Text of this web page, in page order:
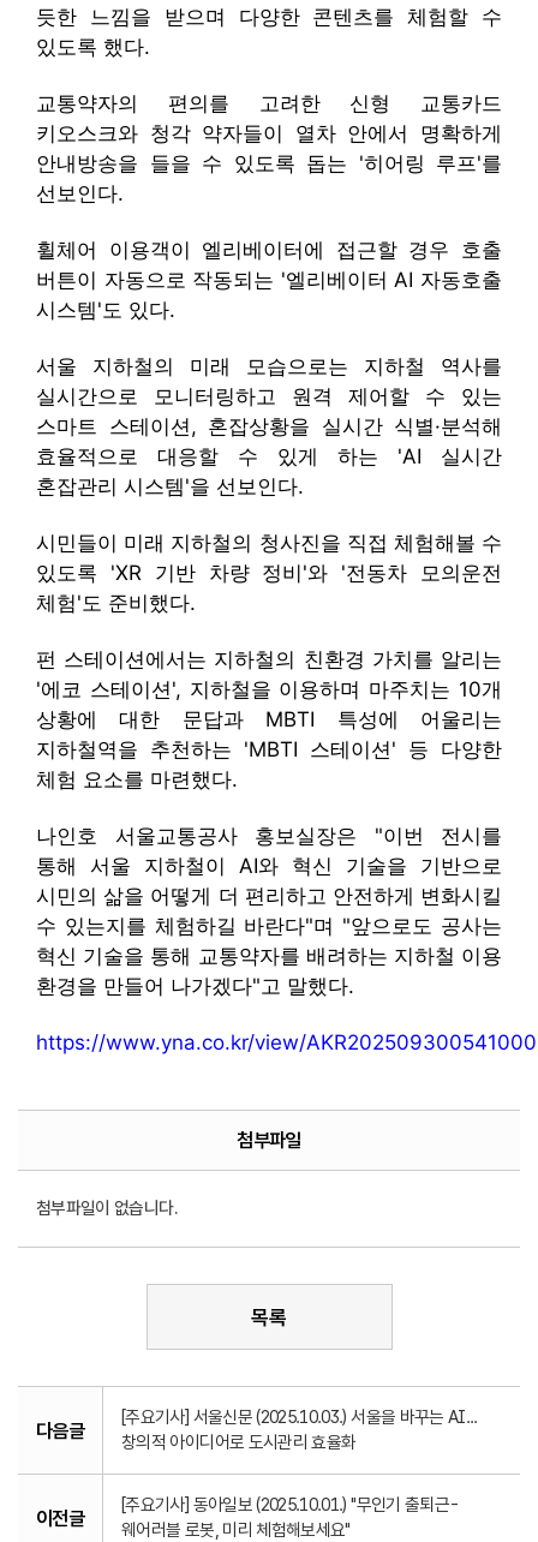
듯한 느낌을 받으며 다양한 콘텐츠를 체험할 수
있도록 했다.
교통약자의 편의를 고려한 신형 교통카드
키오스크와 청각 약자들이 열차 안에서 명확하게
안내방송을 들을 수 있도록 돕는 '히어링 루프'를
선보인다.
휠체어 이용객이 엘리베이터에 접근할 경우 호출
버튼이 자동으로 작동되는 '엘리베이터 AI 자동호출
시스템'도 있다.
서울 지하철의 미래 모습으로는 지하철 역사를
실시간으로 모니터링하고 원격 제어할 수 있는
스마트 스테이션, 혼잡상황을 실시간 식별·분석해
효율적으로 대응할 수 있게 하는 'AI 실시간
혼잡관리 시스템'을 선보인다.
시민들이 미래 지하철의 청사진을 직접 체험해볼 수
있도록 'XR 기반 차량 정비'와 '전동차 모의운전
체험'도 준비했다.
펀 스테이션에서는 지하철의 친환경 가치를 알리는
'에코 스테이션', 지하철을 이용하며 마주치는 10개
상황에 대한 문답과 MBTI 특성에 어울리는
지하철역을 추천하는 'MBTI 스테이션' 등 다양한
체험 요소를 마련했다.
나인호 서울교통공사 홍보실장은 "이번 전시를
통해 서울 지하철이 AI와 혁신 기술을 기반으로
시민의 삶을 어떻게 더 편리하고 안전하게 변화시킬
수 있는지를 체험하길 바란다"며 "앞으로도 공사는
혁신 기술을 통해 교통약자를 배려하는 지하철 이용
환경을 만들어 나가겠다"고 말했다.
https://www.yna.co.kr/view/
첨부파일
첨부파일이 없습니다.
목록
다음글
[주요기사] 서울신문 (2025.10.03.) 서울을 바꾸는 AI...
창의적 아이디어로 도시관리 효율화
이전글
[주요기사] 동아일보 (2025.10.01.) "무인기 출퇴근-
웨어러블 로봇, 미리 체험해보세요"